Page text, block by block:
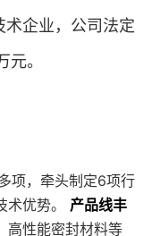
企业，公司法定
。
项，牵头制定6项行
术优势。 产品线丰
高性能密封材料等